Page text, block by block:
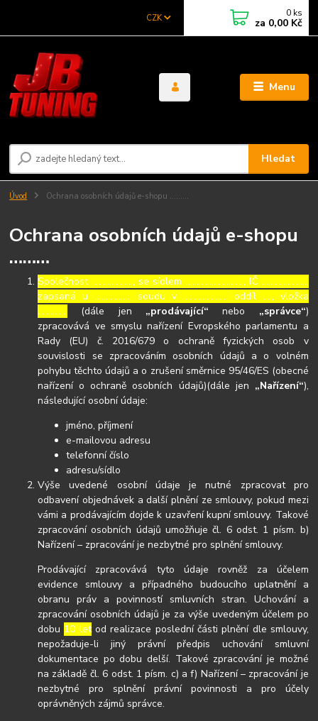
Menu
CZK
Hledat
0 ks
za 0,00 Kč
Úvod Ochrana osobních údajů e-shopu ………
Ochrana osobních údajů e-shopu
………
Společnost ………………., se sídlem ………………………, IČ …………………,
zapsaná u …………….. soudu v ……………….., oddíl …., vložka
………….. (dále jen „prodávající“ nebo „správce“)
zpracovává ve smyslu nařízení Evropského parlamentu a
Rady (EU) č. 2016/679 o ochraně fyzických osob v
souvislosti se zpracováním osobních údajů a o volném
pohybu těchto údajů a o zrušení směrnice 95/46/ES (obecné
nařízení o ochraně osobních údajů)(dále jen „Nařízení“),
následující osobní údaje:
jméno, příjmení
e-mailovou adresu
telefonní číslo
adresu/sídlo
Výše uvedené osobní údaje je nutné zpracovat pro
odbavení objednávek a další plnění ze smlouvy, pokud mezi
vámi a prodávajícím dojde k uzavření kupní smlouvy. Takové
zpracování osobních údajů umožňuje čl. 6 odst. 1 písm. b)
Nařízení – zpracování je nezbytné pro splnění smlouvy.
Prodávající zpracovává tyto údaje rovněž za účelem
evidence smlouvy a případného budoucího uplatnění a
obranu práv a povinností smluvních stran. Uchování a
zpracování osobních údajů je za výše uvedeným účelem po
dobu 10 letod realizace poslední části plnění dle smlouvy,
nepožaduje-li jiný právní předpis uchování smluvní
dokumentace po dobu delší. Takové zpracování je možné
na základě čl. 6 odst. 1 písm. c) a f) Nařízení – zpracování je
nezbytné pro splnění právní povinnosti a pro účely
oprávněných zájmů správce.